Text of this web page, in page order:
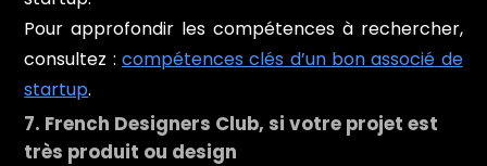
Pour approfondir les compétences à rechercher,
consultez :compétences clés d’un bon associé de
startup.
7. French Designers Club, si votre projet est
très produit ou design